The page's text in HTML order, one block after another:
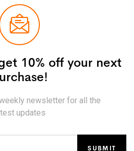
10% off your next
newsletter for all the
updates